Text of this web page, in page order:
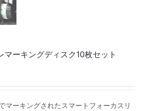
マーキングディスク10枚セット
マーキングされたスマートフォーカスリ